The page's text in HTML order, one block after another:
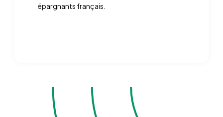
épargnants français.